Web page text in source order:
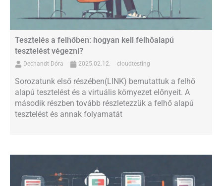
Tesztelés a felhőben: hogyan kell felhőalapú
tesztelést végezni?
Dechandt Dóra 2025.02.12. cloudtesting
Sorozatunk első részében(LINK) bemutattuk a felhő
alapú tesztelést és a virtuális környezet előnyeit. A
második részben tovább részletezzük a felhő alapú
tesztelést és annak folyamatát